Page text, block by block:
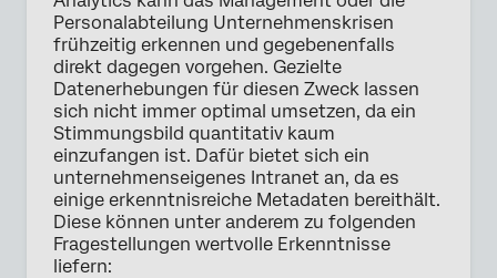
Personalabteilung Unternehmenskrisen
frühzeitig erkennen und gegebenenfalls
direkt dagegen vorgehen. Gezielte
Datenerhebungen für diesen Zweck lassen
sich nicht immer optimal umsetzen, da ein
Stimmungsbild quantitativ kaum
einzufangen ist. Dafür bietet sich ein
unternehmenseigenes Intranet an, da es
einige erkenntnisreiche Metadaten bereithält.
Diese können unter anderem zu folgenden
Fragestellungen wertvolle Erkenntnisse
liefern: